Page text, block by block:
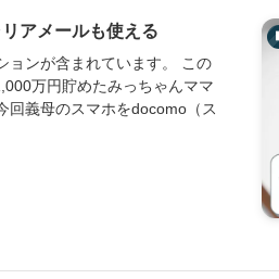
アメールも使える
ョンが含まれています。 この
万円貯めたみっちゃんママ
回義母のスマホをdocomo（ス